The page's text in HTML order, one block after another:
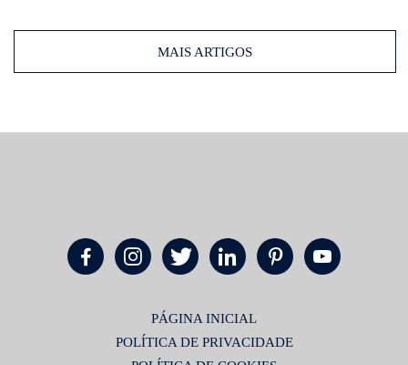
MAIS ARTIGOS
PÁGINA INICIAL
POLÍTICA DE PRIVACIDADE